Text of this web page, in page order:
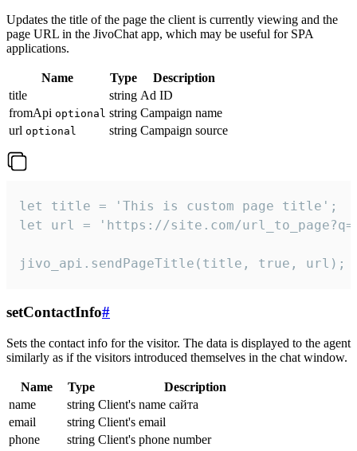
Updates the title of the page the client is currently viewing and the
page URL in the JivoChat app, which may be useful for SPA
applications.
Name Type
Description
title
string Ad ID
fromApi optional string Campaign name
url optional string Campaign source
let title = 'This is custom page title';
let url = 'https://site.com/
jivo_api.sendPageTitle(title, true, url);
setContactInfo#
Sets the contact info for the visitor. The data is displayed to the agent
similarly as if the visitors introduced themselves in the chat window.
Name Type
Description
name
string Client's name сайта
email
string Client's email
phone
string Client's phone number